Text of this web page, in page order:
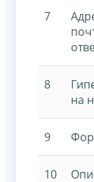
7
8
на
9
10